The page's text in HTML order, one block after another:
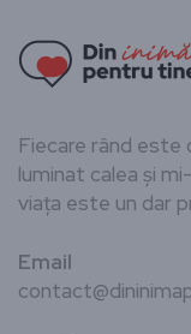
Fiecare rând este
luminat calea și
viața este un dar
Email